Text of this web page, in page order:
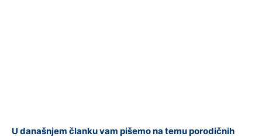
U današnjem članku vam pišemo na temu porodičnih